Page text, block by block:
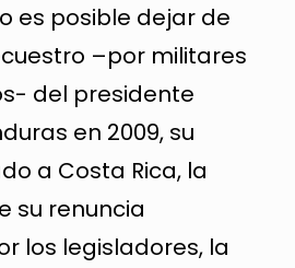
es posible dejar de
–por militares
del presidente
en 2009, su
a Costa Rica, la
su renuncia
los legisladores, la